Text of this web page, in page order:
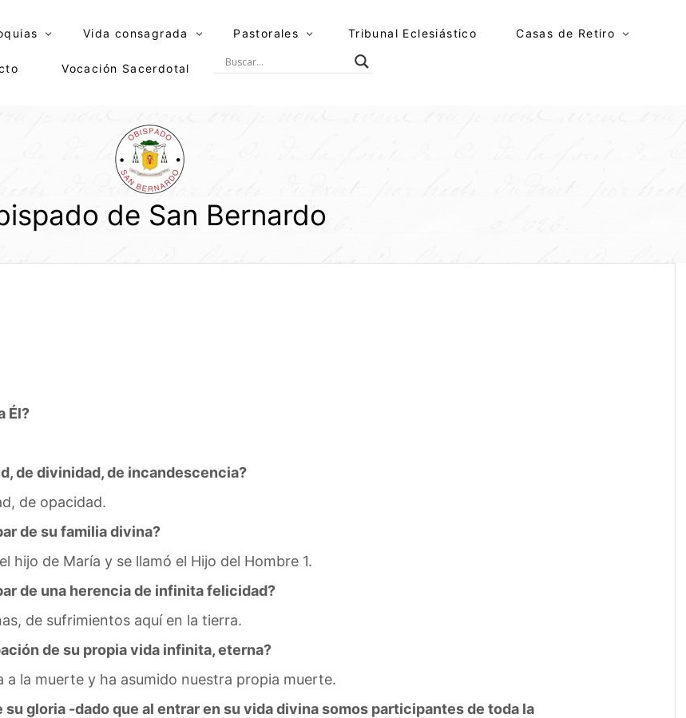
Vida consagrada Pastorales Tribunal Eclesiástico Casas de Retiro
Vocación Sacerdotal
de San Bernardo
Él?
de divinidad, de incandescencia?
de opacidad.
de su familia divina?
hijo de María y se llamó el Hijo del Hombre 1.
de una herencia de infinita felicidad?
de sufrimientos aquí en la tierra.
de su propia vida infinita, eterna?
la muerte y ha asumido nuestra propia muerte.
gloria -dado que al entrar en su vida divina somos participantes de toda la